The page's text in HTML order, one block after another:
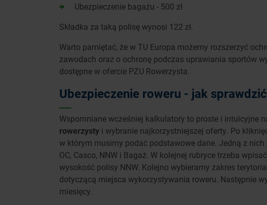
Ubezpieczenie bagażu - 500 zł
Składka za taką polisę wynosi 122 zł.
Warto pamiętać, że w TU Europa możemy rozszerzyć
zawodach oraz o ochronę podczas uprawiania sportów
dostępne w ofercie PZU Rowerzysta.
Ubezpieczenie roweru - jak
Wspomniane wcześniej kalkulatory to proste i intuicyjne
rowerzysty i wybranie najkorzystniejszej oferty. Po
w którym musimy podać podstawowe dane. Jedną z
OC, Casco, NNW i Bagaż. W kolejnej rubryce trzeba
wysokość polisy NNW. Kolejno wybieramy zakres
dotyczącą miejsca wykorzystywania roweru. Następnie
miesięcy.